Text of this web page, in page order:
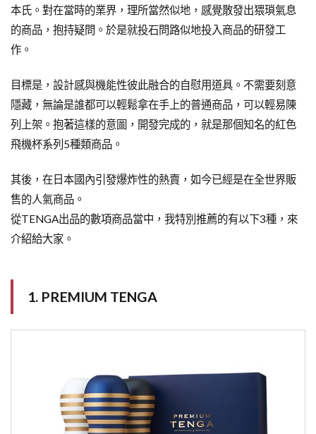
本氏。對在當時的業界，理所當然似地，感覺散發出猥瑣氣息
的商品，抱持疑問。於是就投石問路似地投入商品的研發工
作。
目標是，設計感與機能性彼此融合的自慰用道具。不需要刻意
隱藏，無論是誰都可以輕鬆拿在手上的普通商品，可以輕易陳
列上架。抱著這樣的意圖，開發完成的，就是那個知名的紅色
飛機杯系列5種類商品。
其後，在日本國內引發爆炸性的熱賣，如今已經是在全世界販
售的人氣商品。
從TENGA出品的數項商品當中，我特別推薦的有以下3種，來
介紹給大家。
1. PREMIUM TENGA